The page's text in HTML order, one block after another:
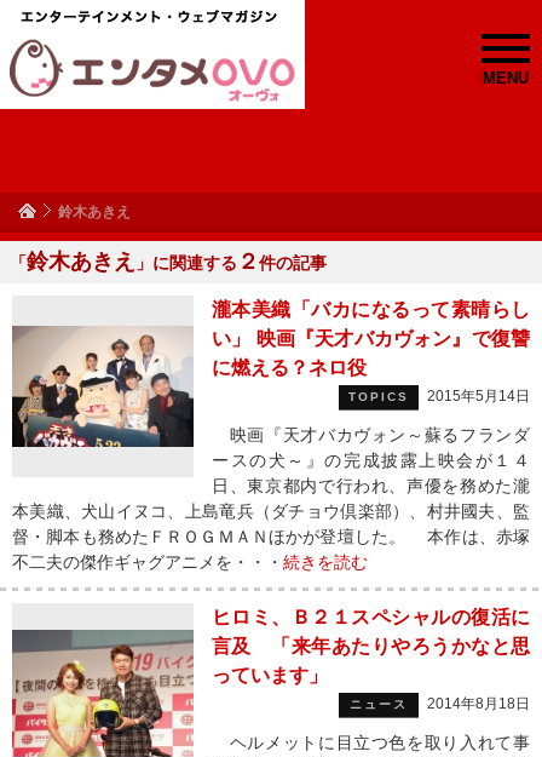
MENU
鈴木あきえ
「鈴木あきえ 」に関連する ２件の記事
瀧本美織「バカになるって素晴らし
い」 映画『天才バカヴォン』で復讐
に燃える？ネロ役
TOPICS 2015年5月14日
映画『天才バカヴォン～蘇るフランダ
ースの犬～』の完成披露上映会が１４
日、東京都内で行われ、声優を務めた瀧
本美織、犬山イヌコ、上島竜兵（ダチョウ倶楽部）、村井國夫、監
督・脚本も務めたＦＲＯＧＭＡＮほかが登壇した。 本作は、赤塚
不二夫の傑作ギャグアニメを・・・ 続きを読む
ヒロミ、Ｂ２１スペシャルの復活に
言及 「来年あたりやろうかなと思
っています」
ニュース 2014年8月18日
ヘルメットに目立つ色を取り入れて事